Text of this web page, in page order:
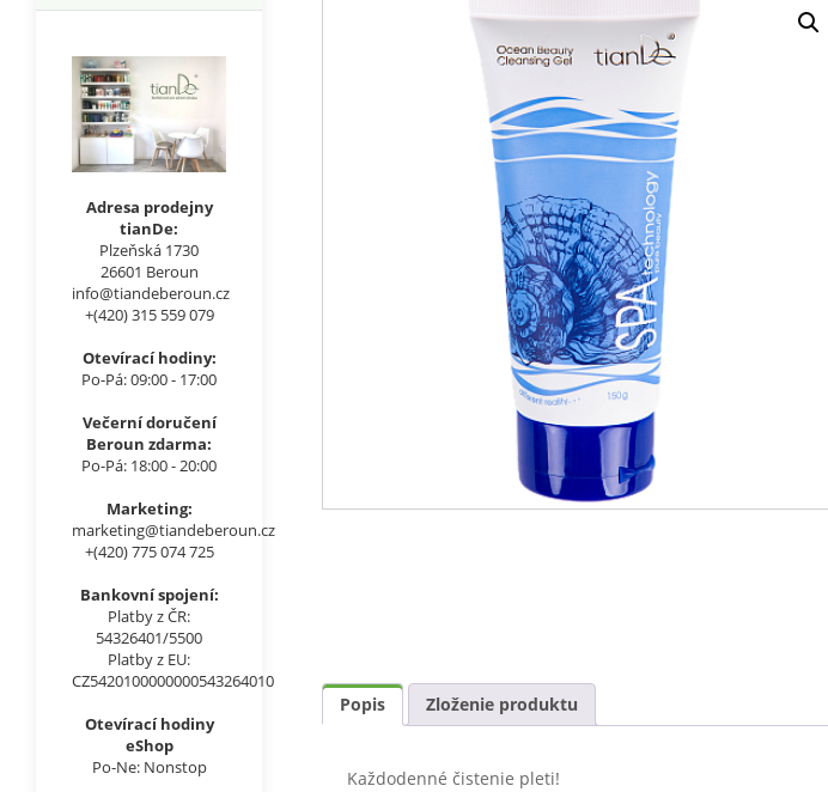
Adresa prodejny
tianDe:
Plzeňská 1730
26601 Beroun
info@tiandeberoun.cz
+(420) 315 559 079
Otevírací hodiny:
Po-Pá: 09:00 - 17:00
Večerní doručení
Beroun zdarma:
Po-Pá: 18:00 - 20:00
Marketing:
marketing@tiandeberoun.cz
+(420) 775 074 725
Bankovní spojení:
Platby z ČR:
54326401/5500
Platby z EU:
CZ5420100000000543264010
Otevírací hodiny
eShop
Po-Ne: Nonstop
Popis Zloženie produktu
Každodenné čistenie pleti!